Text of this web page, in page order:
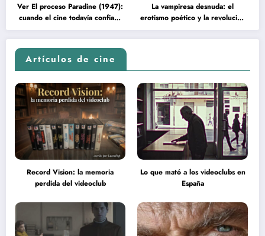
Ver El proceso Paradine (1947):
cuando el cine todavía confiaba
en la inteligencia del espectador
La vampiresa desnuda: el
erotismo poético y la revolución
psicodélica de Jean Rollin
Artículos de cine
Record Vision: la memoria
perdida del videoclub
Lo que mató a los videoclubs en
España